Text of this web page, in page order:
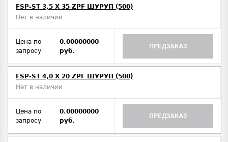
FSP-ST 3,5 X 35 ZPF ШУРУП (500)
Нет в наличии
Цена по
запросу
0.00000000
руб.
ПРЕДЗАКАЗ
FSP-ST 4,0 X 20 ZPF ШУРУП (500)
Нет в наличии
Цена по
запросу
0.00000000
руб.
ПРЕДЗАКАЗ